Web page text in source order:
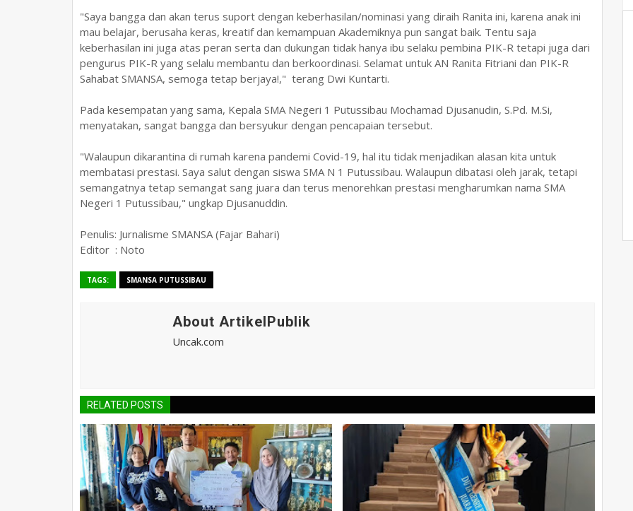
"Saya bangga dan akan terus suport dengan keberhasilan/nominasi yang diraih Ranita ini, karena anak ini
mau belajar, berusaha keras, kreatif dan kemampuan Akademiknya pun sangat baik. Tentu saja
keberhasilan ini juga atas peran serta dan dukungan tidak hanya ibu selaku pembina PIK-R tetapi juga dari
pengurus PIK-R yang selalu membantu dan berkoordinasi. Selamat untuk AN Ranita Fitriani dan PIK-R
Sahabat SMANSA, semoga tetap berjaya!," terang Dwi Kuntarti.
Pada kesempatan yang sama, Kepala SMA Negeri 1 Putussibau Mochamad Djusanudin, S.Pd. M.Si,
menyatakan, sangat bangga dan bersyukur dengan pencapaian tersebut.
"Walaupun dikarantina di rumah karena pandemi Covid-19, hal itu tidak menjadikan alasan kita untuk
membatasi prestasi. Saya salut dengan siswa SMA N 1 Putussibau. Walaupun dibatasi oleh jarak, tetapi
semangatnya tetap semangat sang juara dan terus menorehkan prestasi mengharumkan nama SMA
Negeri 1 Putussibau," ungkap Djusanuddin.
Penulis: Jurnalisme SMANSA (Fajar Bahari)
Editor : Noto
TAGS: SMANSA PUTUSSIBAU
About ArtikelPublik
Uncak.com
RELATED POSTS